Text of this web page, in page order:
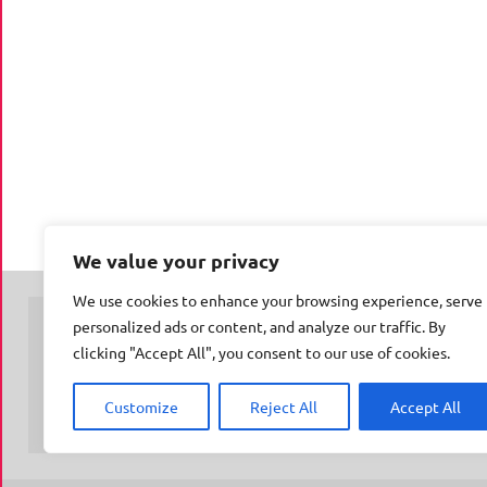
We value your privacy
We use cookies to enhance your browsing experience, serve
personalized ads or content, and analyze our traffic. By
clicking "Accept All", you consent to our use of cookies.
Customize Reject All Accept All
© Insert Internetuitgeverij
Samenwerking met:Oudersenzo.nl-Kinderliedjes.info-50enzo.nl